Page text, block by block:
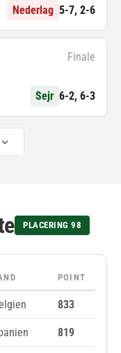
Nederlag 5-7, 2-6
Finale
Sejr 6-2, 6-3
PLACERING 98
POINT
833
819